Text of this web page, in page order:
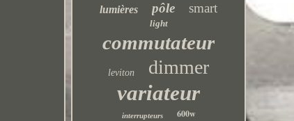
lumières pôle smart
light
commutateur
leviton dimmer
variateur
interrupteurs 600w